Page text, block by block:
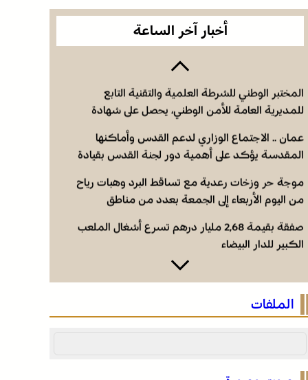
أخبار آخر الساعة
القدس الشريف
من اليوم الأربعاء إلى الجمعة بعدد من مناطق
المملكة (نشرة إنذارية)
صفقة بقيمة 2,68 مليار درهم تسرع أشغال الملعب
المختبر الوطني للشرطة العلمية والتقنية التابع
للمديرية العامة للأمن الوطني، يحصل على شهادة
17025”
عمان .. الاجتماع الوزاري لدعم القدس وأماكنها
المقدسة يؤكد على أهمية دور لجنة القدس بقيادة
القدس الشريف
موجة حر وزخات رعدية مع تساقط البرد وهبات رياح
من اليوم الأربعاء إلى الجمعة بعدد من مناطق
صفقة بقيمة 2,68 مليار درهم تسرع أشغال الملعب
الكبير للدار البيضاء
المختبر الوطني للشرطة العلمية والتقنية التابع
عمان .. الاجتماع الوزاري لدعم القدس وأماكنها
الملفات